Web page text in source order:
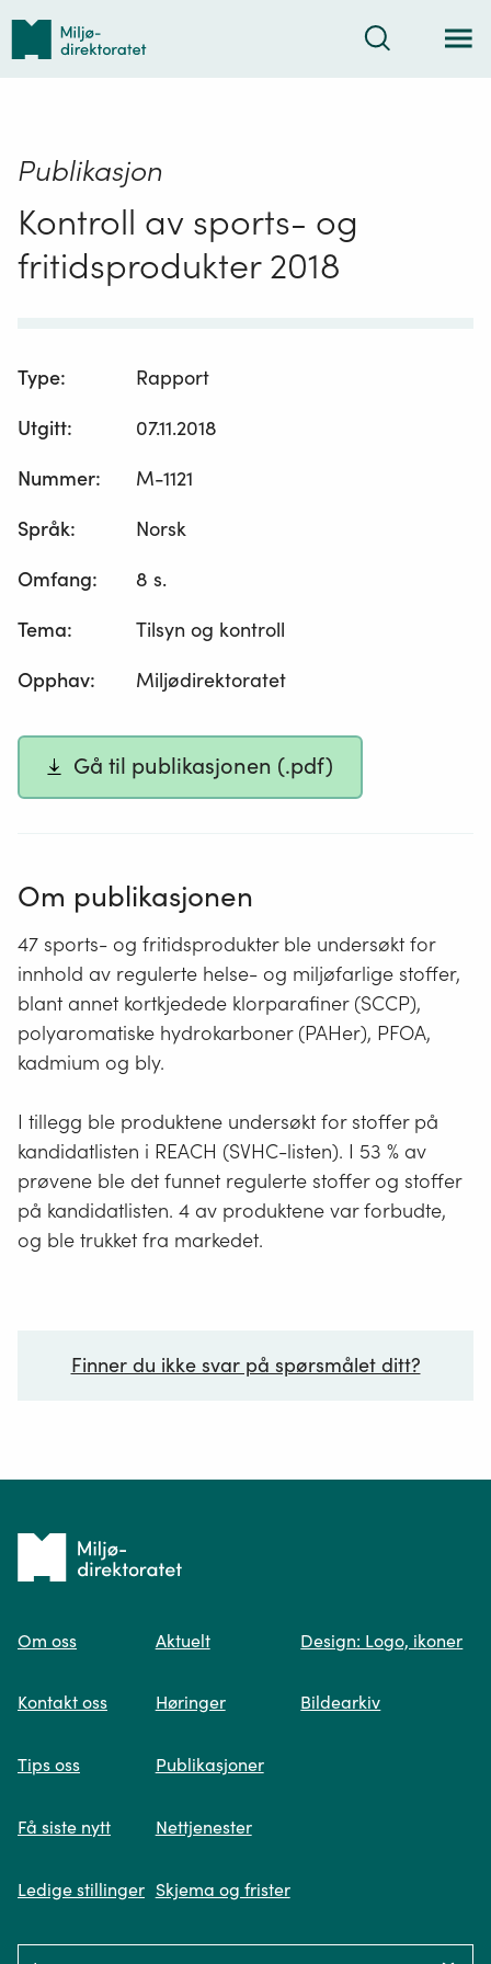
Tilbake
forsiden
Søk
Publikasjon
Kontroll av sports- og
fritidsprodukter 2018
Type:
Rapport
Utgitt:
07.11.2018
Nummer:
M-1121
Språk:
Norsk
Omfang:
8 s.
Tema:
Tilsyn og kontroll
Opphav: Miljødirektoratet
Gå til publikasjonen (.pdf)
Om publikasjonen
47 sports- og fritidsprodukter ble undersøkt for
innhold av regulerte helse- og miljøfarlige stoffer,
blant annet kortkjedede klorparafiner (SCCP),
polyaromatiske hydrokarboner (PAHer), PFOA,
kadmium og bly.
I tillegg ble produktene undersøkt for stoffer på
kandidatlisten i REACH (SVHC-listen). I 53 % av
prøvene ble det funnet regulerte stoffer og stoffer
på kandidatlisten. 4 av produktene var forbudte,
og ble trukket fra markedet.
Finner du ikke svar på spørsmålet ditt?
Spør oss
søk og viser deg vår mest relevante
Tilbake
forsiden
Om oss
Kontakt oss
Tips oss
Få siste nytt
Ledige stillinger
Aktuelt
Høringer
Publikasjoner
Nettjenester
Skjema og frister
Design: Logo, ikoner
Bildearkiv